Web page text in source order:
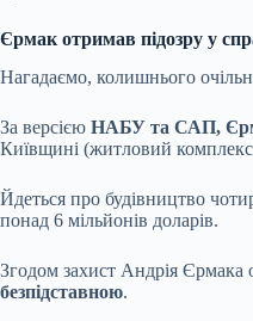
Єрмак отримав підозру у
Нагадаємо, колишнього
За версією НАБУ та САП,
Київщині (житловий комплекс
Йдеться про будівництво
понад 6 мільйонів доларів.
Згодом захист Андрія Єрмака
безпідставною.